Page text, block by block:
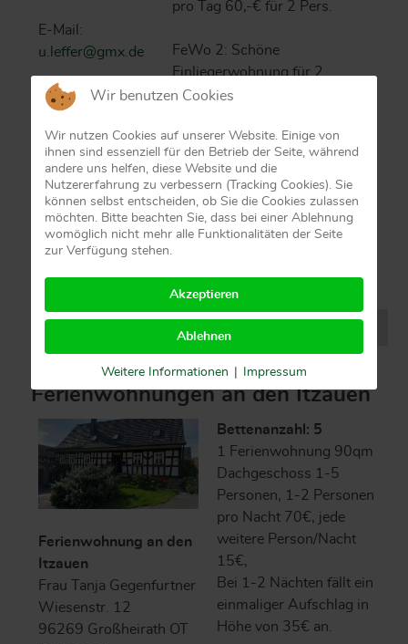
E-Mail:
u.leffer@gmx.de
pro Tag 60,-€ für 2 Pers.
FeWo 2: Schöne
Einliegerwohnung für 2
Personen. Terrasse. 1
Dusche, Toilette,
Waschmaschine und Fön.
Wohnraum incl. Küchenzeile.
Preis pro Tag 55,-€ für 2 Pers.
WLAN möglich.
Ferienwohnungen an den Itzauen
Ferienwohnung an den
Itzauen
Frau Tanja Gegenfurtner
Wiesenstr. 12
96269 Großheirath OT
Bettenanzahl: 5
1 Ferienwohnung 90qm
Dachgeschoss 1-5
Personen, 1-2 Personen
pro Nacht 70€, jede
weitere Person/Nacht
15€,
Bei 1-2 Nächten fällt ein
einmaliger Aufschlag in
Höhe von 35€ an.
Wir benutzen Cookies
Wir nutzen Cookies auf unserer Website. Einige von
ihnen sind essenziell für den Betrieb der Seite, während
andere uns helfen, diese Website und die
Nutzererfahrung zu verbessern (Tracking Cookies). Sie
können selbst entscheiden, ob Sie die Cookies zulassen
möchten. Bitte beachten Sie, dass bei einer Ablehnung
womöglich nicht mehr alle Funktionalitäten der Seite
zur Verfügung stehen.
Akzeptieren
Ablehnen
Weitere Informationen Impressum